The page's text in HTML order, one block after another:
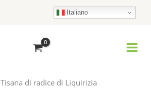
Italiano
Tisana di radice di Liquirizia